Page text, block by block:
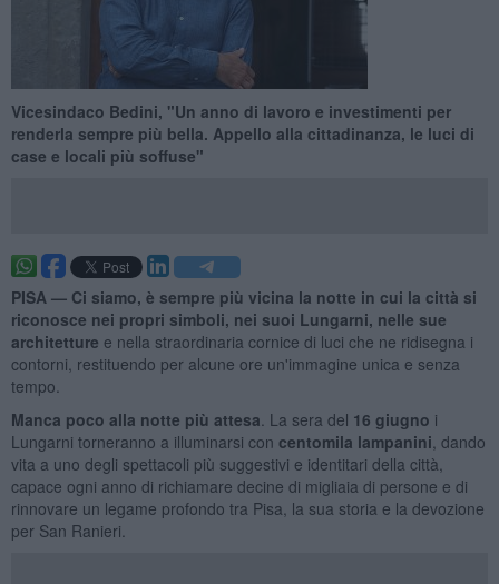
Vicesindaco Bedini, "Un anno di lavoro e investimenti per
renderla sempre più bella. Appello alla cittadinanza, le luci di
case e locali più soffuse"
PISA — Ci siamo, è sempre più vicina la notte in cui la città si
riconosce nei propri simboli, nei suoi Lungarni, nelle sue
architetture e nella straordinaria cornice di luci che ne ridisegna i
contorni, restituendo per alcune ore un'immagine unica e senza
tempo.
Manca poco alla notte più attesa . La sera del 16 giugno i
Lungarni torneranno a illuminarsi con centomila lampanini , dando
vita a uno degli spettacoli più suggestivi e identitari della città,
capace ogni anno di richiamare decine di migliaia di persone e di
rinnovare un legame profondo tra Pisa, la sua storia e la devozione
per San Ranieri.